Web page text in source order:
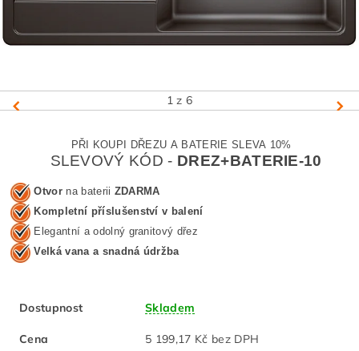
1 z 6
PŘI KOUPI DŘEZU A BATERIE SLEVA 10%
SLEVOVÝ KÓD - DREZ+BATERIE-10
Otvor na baterii ZDARMA
Kompletní příslušenství v balení
Elegantní a odolný granitový dřez
Velká vana a snadná údržba
Dostupnost Skladem
Cena 5 199,17 Kč bez DPH